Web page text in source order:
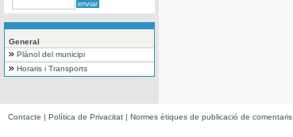
General
Plànol del municipi
Horaris i Transports
Contacte | Política de Privacitat | Normes ètiques de publicació de comentaris